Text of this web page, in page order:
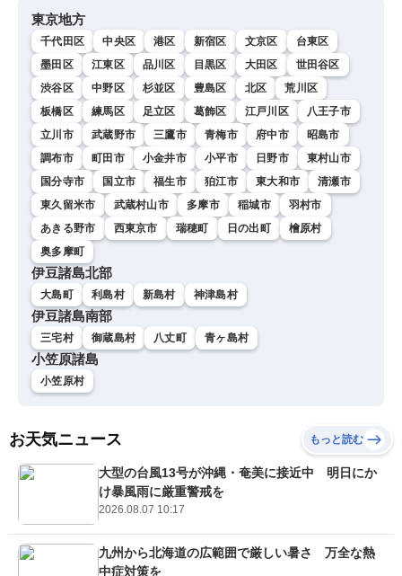
東京地方
千代田区 中央区 港区 新宿区 文京区
台東区
墨田区
江東区 品川区 目黒区 大田区
世田谷区
渋谷区
中野区 杉並区 豊島区 北区
荒川区
板橋区
練馬区 足立区 葛飾区 江戸川区
八王子市
立川市
武蔵野市 三鷹市 青梅市 府中市
昭島市
調布市
町田市 小金井市 小平市 日野市
東村山市
国分寺市
国立市 福生市 狛江市 東大和市
清瀬市
東久留米市
武蔵村山市 多摩市 稲城市
羽村市
あきる野市
西東京市 瑞穂町 日の出町
檜原村
奥多摩町
伊豆諸島北部
大島町 利島村 新島村 神津島村
伊豆諸島南部
三宅村 御蔵島村 八丈町 青ヶ島村
小笠原諸島
小笠原村
お天気ニュース もっと読む
大型の台風13号が沖縄・奄美に接近中 明日にか
け暴風雨に厳重警戒を
2026.08.07 10:17
九州から北海道の広範囲で厳しい暑さ 万全な熱
中症対策を